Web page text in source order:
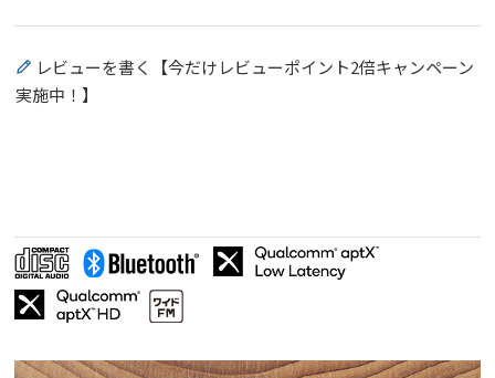
レビューを書く【今だけレビューポイント2倍キャンペーン
実施中！】